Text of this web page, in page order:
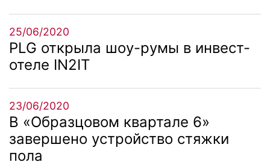
25/06/2020
PLG открыла шоу-румы в инвест-
отеле IN2IT
23/06/2020
В «Образцовом квартале 6»
завершено устройство стяжки
пола